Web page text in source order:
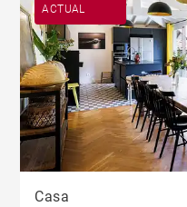
ACTUAL
Casa